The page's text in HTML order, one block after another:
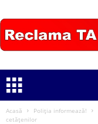
Acasă Poliția informează!
cetățenilor